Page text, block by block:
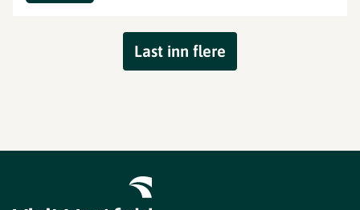
Last inn flere